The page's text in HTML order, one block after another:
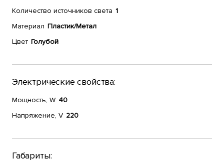
Количество источников света 1
Материал Пластик/Метал
Цвет Голубой
Электрические свойства:
Мощность, W 40
Напряжение, V 220
Габариты: